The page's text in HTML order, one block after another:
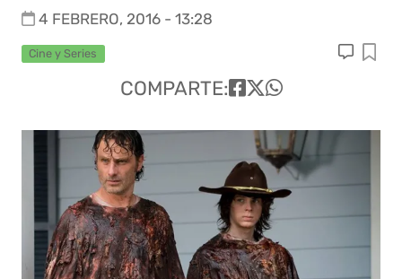
4 FEBRERO, 2016 - 13:28
Cine y Series
COMPARTE: